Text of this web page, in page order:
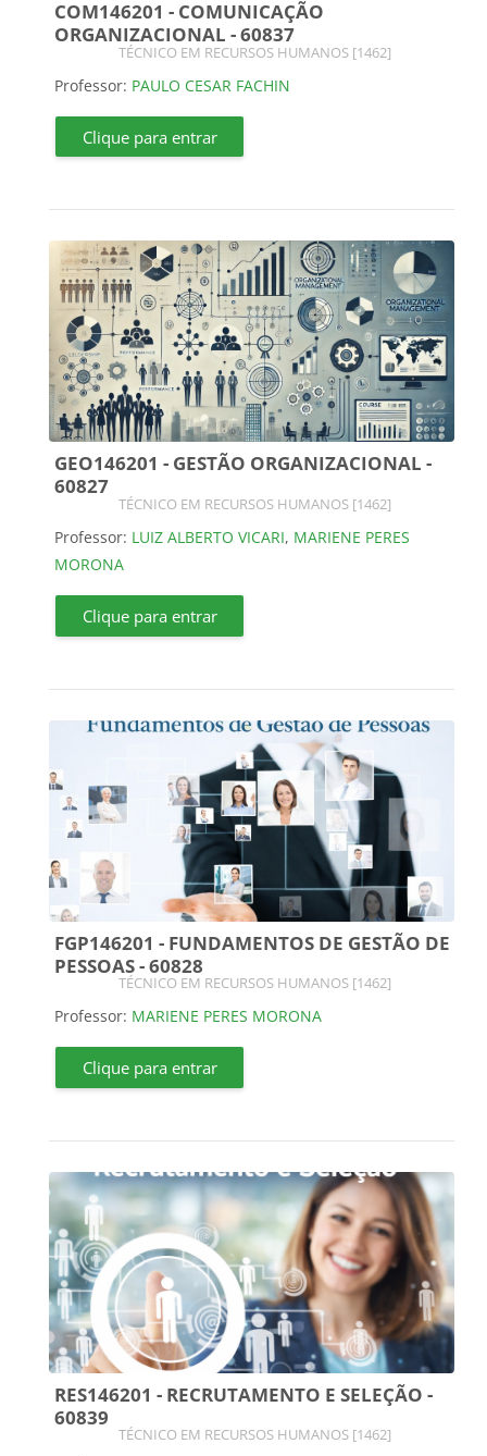
COM146201 - COMUNICAÇÃO
ORGANIZACIONAL - 60837
Categoria do curso
TÉCNICO EM RECURSOS HUMANOS [1462]
Professor: PAULO CESAR FACHIN
Clique para entrar
GEO146201 - GESTÃO ORGANIZACIONAL -
60827
Categoria do curso
TÉCNICO EM RECURSOS HUMANOS [1462]
Professor: LUIZ ALBERTO VICARI, MARIENE PERES
MORONA
Clique para entrar
FGP146201 - FUNDAMENTOS DE GESTÃO DE
PESSOAS - 60828
Categoria do curso
TÉCNICO EM RECURSOS HUMANOS [1462]
Professor: MARIENE PERES MORONA
Clique para entrar
RES146201 - RECRUTAMENTO E SELEÇÃO -
60839
Categoria do curso
TÉCNICO EM RECURSOS HUMANOS [1462]